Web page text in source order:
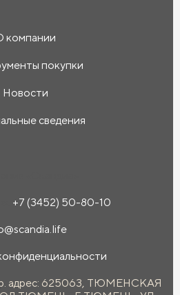
компании
покупки
Новости
сведения
+7 (3452) 50-80-10
625063, ТЮМЕНСКАЯ